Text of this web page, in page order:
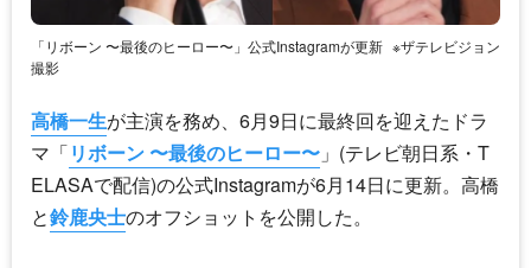
「リボーン 〜最後のヒーロー〜」公式Instagramが更新 ※ザテレビジョン
撮影
高橋一生が主演を務め、6月9日に最終回を迎えたドラ
マ「リボーン 〜最後のヒーロー〜 」(テレビ朝日系・T
ELASAで配信)の公式Instagramが6月14日に更新。高橋
と鈴鹿央士のオフショットを公開した。